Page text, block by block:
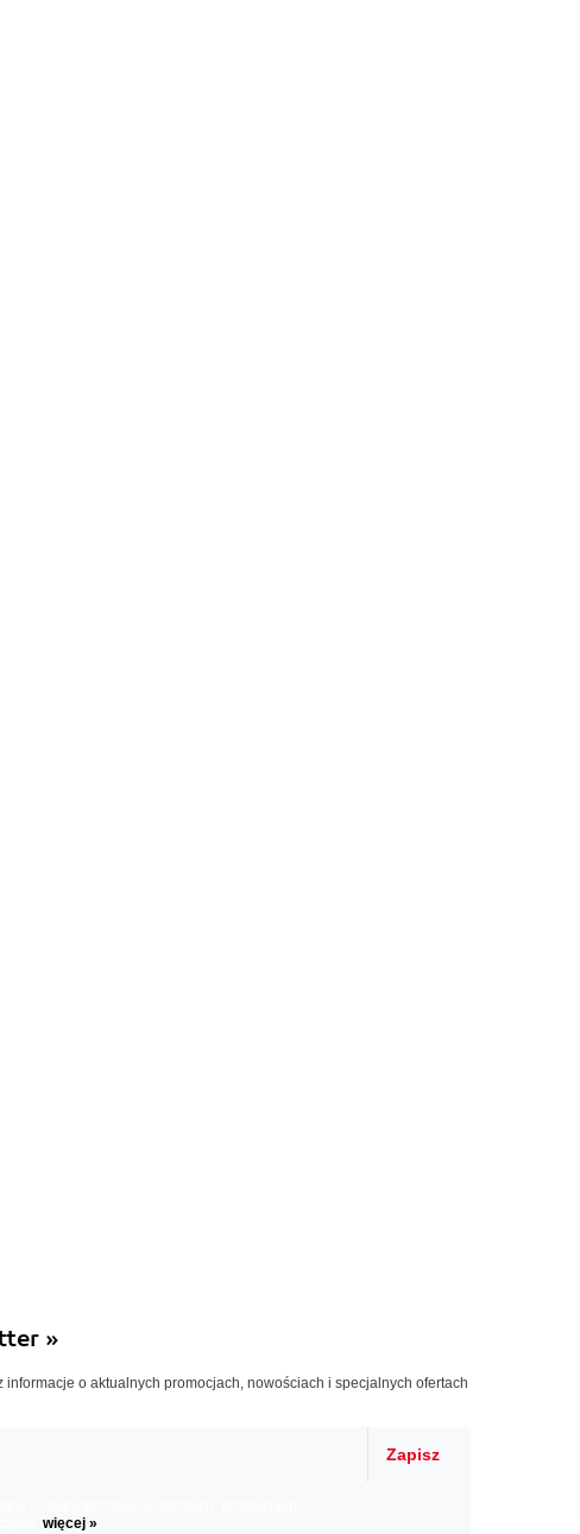
»
o aktualnych promocjach, nowościach i specjalnych ofertach
Zapisz
więcej »